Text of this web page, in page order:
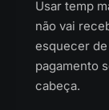
Usar temp
não vai
esquecer
pagamento
cabeça.